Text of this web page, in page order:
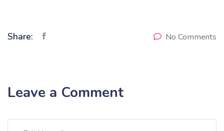
Share: No Comments
Leave a Comment